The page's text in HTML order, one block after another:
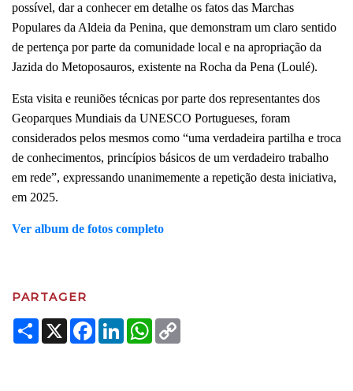
possível, dar a conhecer em detalhe os fatos das Marchas
Populares da Aldeia da Penina, que demonstram um claro sentido
de pertença por parte da comunidade local e na apropriação da
Jazida do Metoposauros, existente na Rocha da Pena (Loulé).
Esta visita e reuniões técnicas por parte dos representantes dos
Geoparques Mundiais da UNESCO Portugueses, foram
considerados pelos mesmos como “uma verdadeira partilha e troca
de conhecimentos, princípios básicos de um verdadeiro trabalho
em rede”, expressando unanimemente a repetição desta iniciativa,
em 2025.
Ver album de fotos completo
PARTAGER
Share
X Facebook
LinkedInWhatsApp